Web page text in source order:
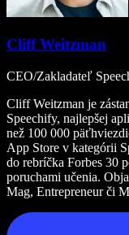
Cliff Weitzman
CEO/Zakladateľ
Cliff Weitzman je
Speechify, najlepšej
než 100 000
App Store v kategórii
do rebríčka Forbes 30
poruchami učenia.
Mag, Entrepreneur či